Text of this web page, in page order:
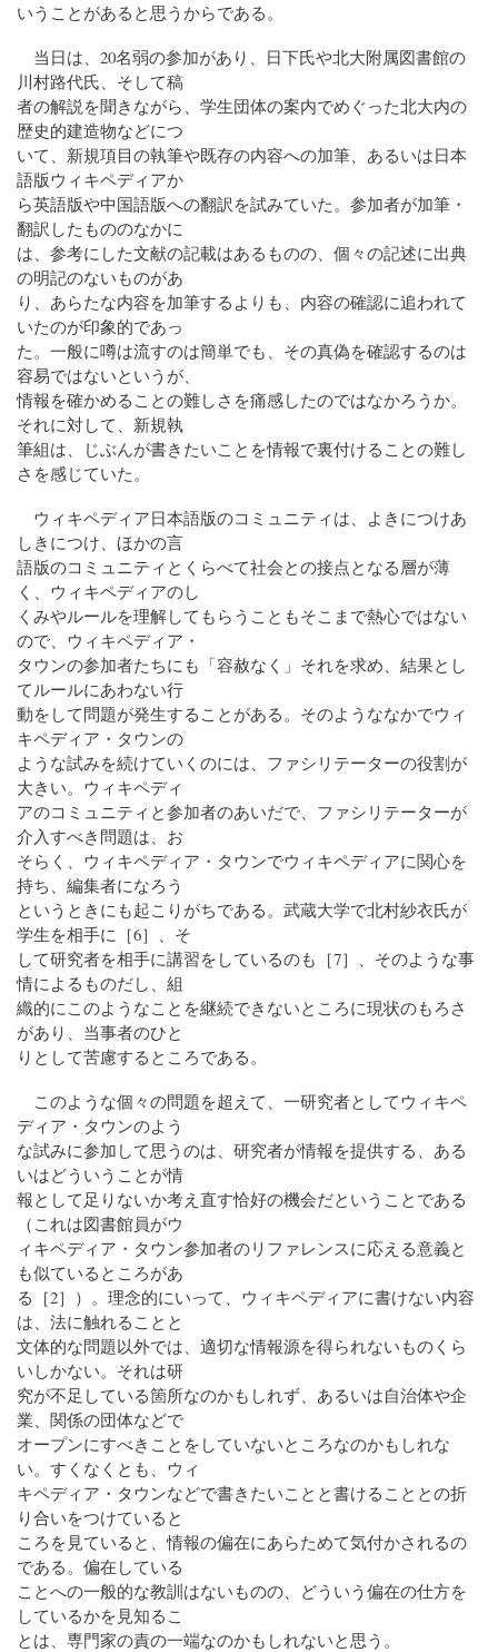
いうことがあると思うからである。
当日は、20名弱の参加があり、日下氏や北大附属図書館の
川村路代氏、そして稿
者の解説を聞きながら、学生団体の案内でめぐった北大内の
歴史的建造物などにつ
いて、新規項目の執筆や既存の内容への加筆、あるいは日本
語版ウィキペディアか
ら英語版や中国語版への翻訳を試みていた。参加者が加筆・
翻訳したもののなかに
は、参考にした文献の記載はあるものの、個々の記述に出典
の明記のないものがあ
り、あらたな内容を加筆するよりも、内容の確認に追われて
いたのが印象的であっ
た。一般に噂は流すのは簡単でも、その真偽を確認するのは
容易ではないというが、
情報を確かめることの難しさを痛感したのではなかろうか。
それに対して、新規執
筆組は、じぶんが書きたいことを情報で裏付けることの難し
さを感じていた。
ウィキペディア日本語版のコミュニティは、よきにつけあ
しきにつけ、ほかの言
語版のコミュニティとくらべて社会との接点となる層が薄
く、ウィキペディアのし
くみやルールを理解してもらうこともそこまで熱心ではない
ので、ウィキペディア・
タウンの参加者たちにも「容赦なく」それを求め、結果とし
てルールにあわない行
動をして問題が発生することがある。そのようななかでウィ
キペディア・タウンの
ような試みを続けていくのには、ファシリテーターの役割が
大きい。ウィキペディ
アのコミュニティと参加者のあいだで、ファシリテーターが
介入すべき問題は、お
そらく、ウィキペディア・タウンでウィキペディアに関心を
持ち、編集者になろう
というときにも起こりがちである。武蔵大学で北村紗衣氏が
学生を相手に［6］、そ
して研究者を相手に講習をしているのも［7］、そのような事
情によるものだし、組
織的にこのようなことを継続できないところに現状のもろさ
があり、当事者のひと
りとして苦慮するところである。
このような個々の問題を超えて、一研究者としてウィキペ
ディア・タウンのよう
な試みに参加して思うのは、研究者が情報を提供する、ある
いはどういうことが情
報として足りないか考え直す恰好の機会だということである
（これは図書館員がウ
ィキペディア・タウン参加者のリファレンスに応える意義と
も似ているところがあ
る［2］）。理念的にいって、ウィキペディアに書けない内容
は、法に触れることと
文体的な問題以外では、適切な情報源を得られないものくら
いしかない。それは研
究が不足している箇所なのかもしれず、あるいは自治体や企
業、関係の団体などで
オープンにすべきことをしていないところなのかもしれな
い。すくなくとも、ウィ
キペディア・タウンなどで書きたいことと書けることとの折
り合いをつけていると
ころを見ていると、情報の偏在にあらためて気付かされるの
である。偏在している
ことへの一般的な教訓はないものの、どういう偏在の仕方を
しているかを見知るこ
とは、専門家の責の一端なのかもしれないと思う。